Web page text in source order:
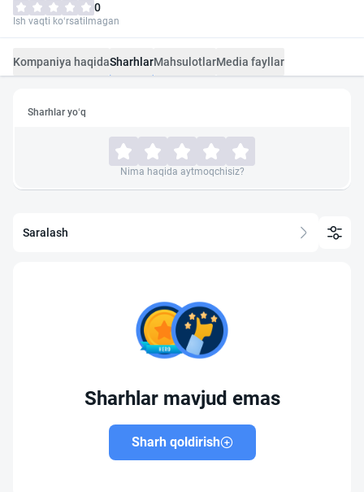
0
Ish vaqti ko‘rsatilmagan
Kompaniya haqidaSharhlarMahsulotlarMedia fayllar
Sharhlar yo‘q
Nima haqida aytmoqchisiz?
Saralash
Sharhlar mavjud emas
Sharh qoldirish